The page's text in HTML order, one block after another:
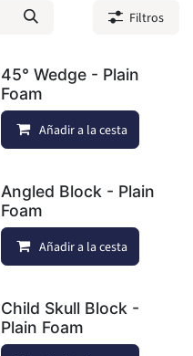
Filtros
Añadir a lista de deseos
45° Wedge - Plain
Foam
Añadir a la cesta
Añadir a lista de deseos
Angled Block - Plain
Foam
Añadir a la cesta
Child Skull Block -
Plain Foam